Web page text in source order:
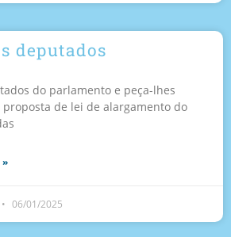
deputados
do parlamento e peça-lhes
de lei de alargamento do
»
06/01/2025